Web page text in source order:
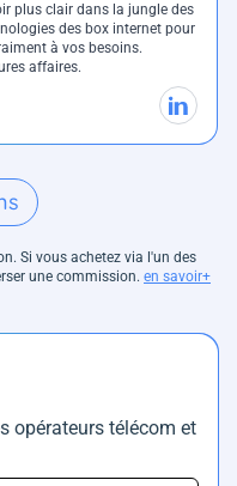
plus clair dans la jungle des
des box internet pour
à vos besoins.
affaires.
Si vous achetez via l'un des
une commission. en savoir+
opérateurs télécom et